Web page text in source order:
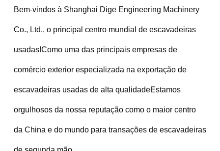
Bem-vindos à Shanghai Dige Engineering Machinery
Co., Ltd., o principal centro mundial de escavadeiras
usadas!Como uma das principais empresas de
comércio exterior especializada na exportação de
escavadeiras usadas de alta qualidadeEstamos
orgulhosos da nossa reputação como o maior centro
da China e do mundo para transações de escavadeiras